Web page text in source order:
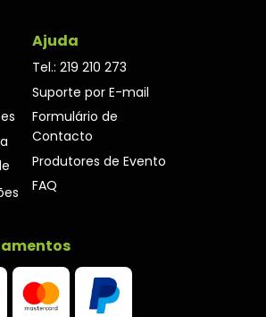
Ajuda
Tel.: 219 210 273
Suporte por E-mail
Formulário de
Contacto
Produtores de Evento
FAQ